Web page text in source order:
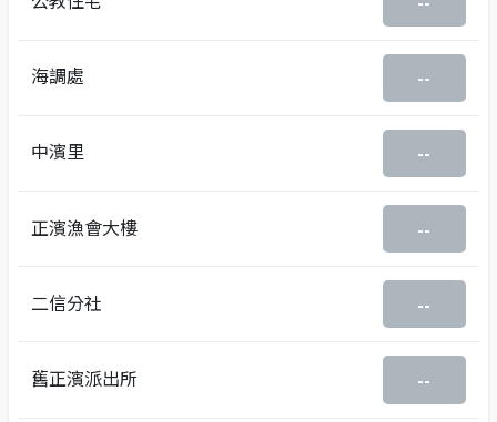
海調處 --
中濱里 --
正濱漁會大樓 --
二信分社 --
舊正濱派出所 --